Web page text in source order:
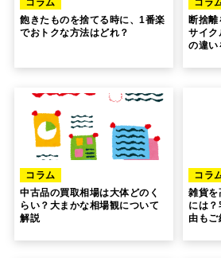
コラム
飽きたものを捨てる時に、1番楽
でおトクな方法はどれ？
コラ
断捨
サイク
の違い
コラム
中古品の買取相場は大体どのく
らい？大まかな相場観について
解説
コラ
雑貨を
には
由もご